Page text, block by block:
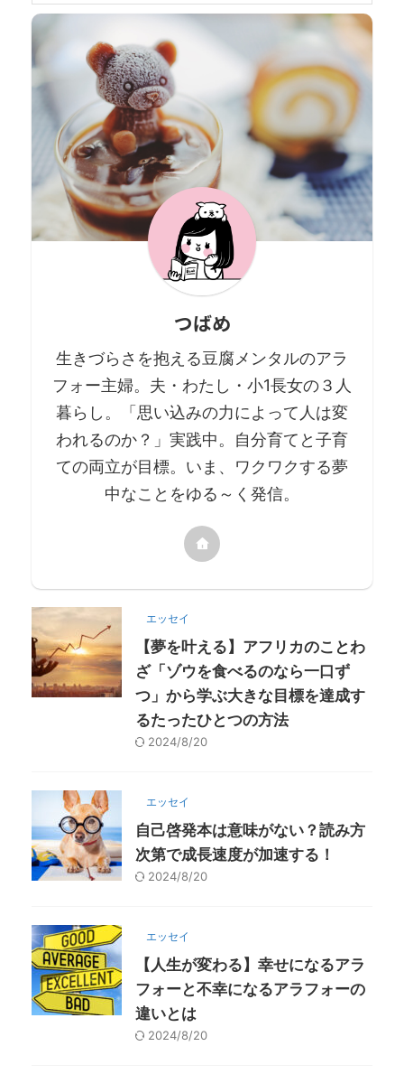
発見しました。 カズレーザー
けて、私の中で「頭のいい人
だなぁ」というイメージでし
た。 それから全身真っ赤の服
装の人。笑 それほど詳しく知
ってる訳ではなかったんです
が、インタビューでカズレー
ザーさんの価値観を知り、と
ても自然体でステキだなと思
ったんです。 そのインタビュ
ー動画です。 人生哲学①：
無理して頑張らない 『人間持
ってるエネルギー量が決まっ
てるから頑張らなきゃ結果が
ング」などに名を連ね、長い
間芸能界のトップとして活躍
は絶対に落ち込まないそうで
す。 あの陽気な性格だから？
脳天気なだけ？ いえいえ違う
んです。ちゃんと考えて発言
されてます。 そんなさんまさ
んの生き様というか、考え方
がとてもステキで感銘を受け
たので紹介させてください。
「俺は、絶対に落ち込まない
のよ。落ち込む人っていうの
は、自分のこと過大評価しす
ぎやねん。 過大評価している
から、 ...
つばめ
生きづらさを抱える豆腐メンタルのアラ
フォー主婦。夫・わたし・小1長女の３人
暮らし。「思い込みの力によって人は変
われるのか？」実践中。自分育てと子育
ての両立が目標。いま、ワクワクする夢
中なことをゆる～く発信。
エッセイ
【夢を叶える】アフリカのことわ
ざ「ゾウを食べるのなら一口ず
つ」から学ぶ大きな目標を達成す
るたったひとつの方法
2024/8/20
エッセイ
自己啓発本は意味がない？読み方
次第で成長速度が加速する！
2024/8/20
エッセイ
【人生が変わる】幸せになるアラ
フォーと不幸になるアラフォーの
違いとは
2024/8/20